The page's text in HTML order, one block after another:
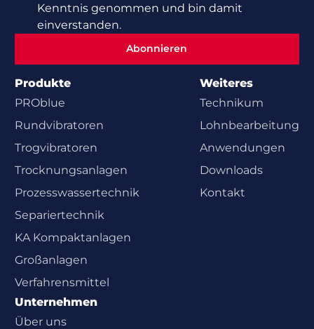
Kenntnis genommen und bin damit
einverstanden.
Abonnieren
Produkte
PROblue
Rundvibratoren
Trogvibratoren
Trocknungsanlagen
Prozesswasser­technik
Separiertechnik
KA Kompaktanlagen
Großanlagen
Verfahrensmittel
Weiteres
Technikum
Lohnbearbeitung
Anwendungen
Downloads
Kontakt
Unternehmen
Über uns